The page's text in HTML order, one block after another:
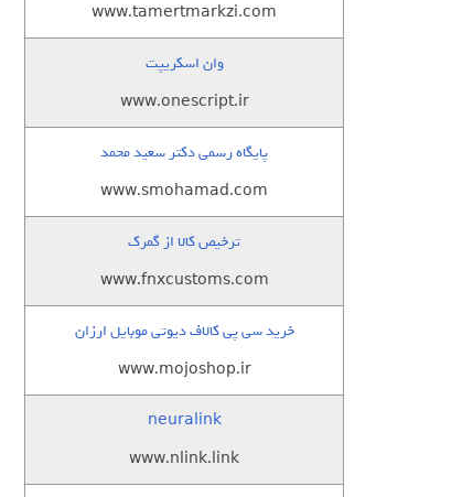
www.tamertmarkzi.com
وان اسکریپت
www.onescript.ir
پایگاه رسمی دکتر سعید محمد
www.smohamad.com
ترخیص کالا از گمرک
www.fnxcustoms.com
خرید سی پی کالاف دیوتی موبایل ارزان
www.mojoshop.ir
neuralink
www.nlink.link